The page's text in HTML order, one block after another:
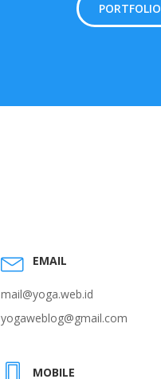
PORTFOLIO
EMAIL
mail@yoga.web.id
yogaweblog@gmail.com
MOBILE